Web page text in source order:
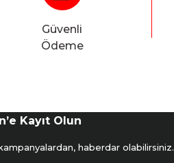
Güvenli
Ödeme
Kayıt Olun
haberdar olabilirsiniz.